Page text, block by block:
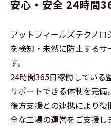
安心・安全 24時間
アットフィールズテクノ
を検知・未然に防止する
す。
24時間365日稼働している
サポートできる体制を完備。
後方支援との連携により
全な工場の運営をご支援し